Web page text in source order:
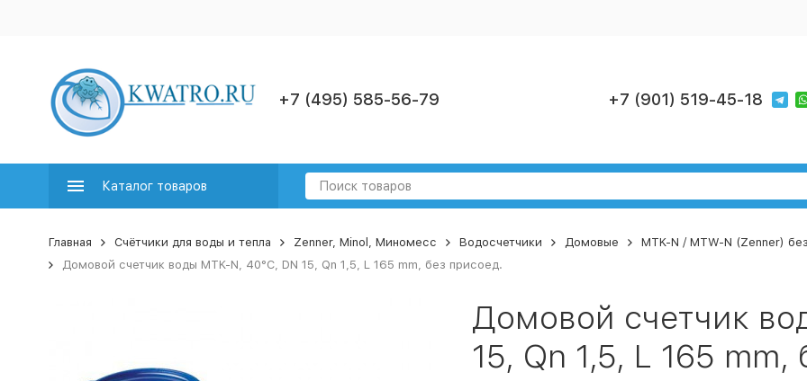
+7 (495) 585-56-79 +7 (901) 519-45-18
Каталог товаров
Главная Счётчики для воды и тепла Zenner, Minol, Миномесс Водосчетчики Домовые
MTK-N / MTW-N (Zenner)
Домовой счетчик воды MTK-N, 40°C, DN 15, Qn 1,5, L 165 mm, без присоед.
Домовой счетчик
15, Qn 1,5, L 165